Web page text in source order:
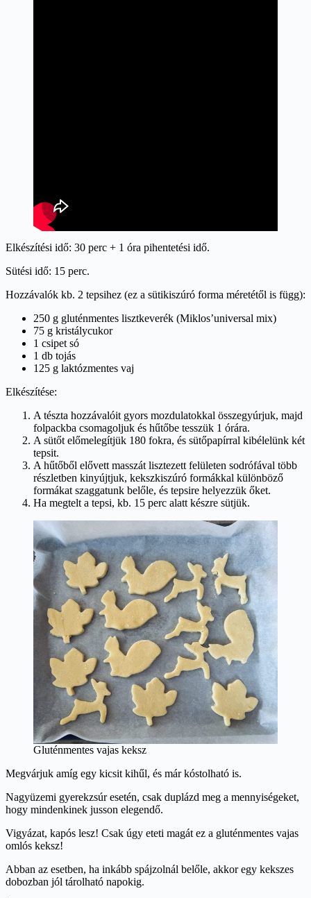
Elkészítési idő: 30 perc + 1 óra pihentetési idő.
Sütési idő: 15 perc.
Hozzávalók kb. 2 tepsihez (ez a sütikiszúró forma méretétől is függ):
250 g gluténmentes lisztkeverék (Miklos’universal mix)
75 g kristálycukor
1 csipet só
1 db tojás
125 g laktózmentes vaj
Elkészítése:
A tészta hozzávalóit gyors mozdulatokkal összegyúrjuk, majd
folpackba csomagoljuk és hűtőbe tesszük 1 órára.
A sütőt előmelegítjük 180 fokra, és sütőpapírral kibélelünk két
tepsit.
A hűtőből elővett masszát lisztezett felületen sodrófával több
részletben kinyújtjuk, kekszkiszúró formákkal különböző
formákat szaggatunk belőle, és tepsire helyezzük őket.
Ha megtelt a tepsi, kb. 15 perc alatt készre sütjük.
Gluténmentes vajas keksz
Megvárjuk amíg egy kicsit kihűl, és már kóstolható is.
Nagyüzemi gyerekzsúr esetén, csak duplázd meg a mennyiségeket,
hogy mindenkinek jusson elegendő.
Vigyázat, kapós lesz! Csak úgy eteti magát ez a gluténmentes vajas
omlós keksz!
Abban az esetben, ha inkább spájzolnál belőle, akkor egy kekszes
dobozban jól tárolható napokig.